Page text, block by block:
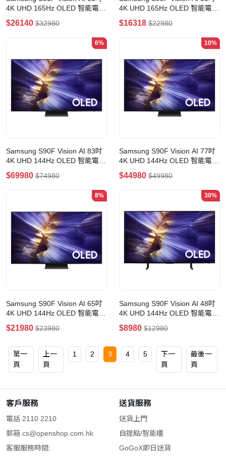
4K UHD 165Hz OLED 智能電視
(65吋)
$26140 $32980
4K UHD 165Hz OLED 智能電視
(55吋)
$16318 $22980
6%
Samsung S90F Vision AI 83吋
4K UHD 144Hz OLED 智能電視
(83吋)
$69980 $74980
10%
Samsung S90F Vision AI 77吋
4K UHD 144Hz OLED 智能電視
(77吋)
$44980 $49980
8%
Samsung S90F Vision AI 65吋
4K UHD 144Hz OLED 智能電視
(65吋)
$21980 $23980
30%
Samsung S90F Vision AI 48吋
4K UHD 144Hz OLED 智能電視
(48吋)
$8980 $12980
第一
頁
上一
頁
1 2 3 4 5
下一
頁
最後一
頁
客戶服務
電話 2110 2210
郵箱 cs@openshop.com.hk
客服服務時間:
送貨服務
送貨上門
自提點/智能櫃
GoGoX即日送貨